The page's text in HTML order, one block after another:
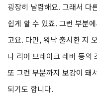
굉장히 날렵해요. 그래서 다
쉽게 할 수 있죠. 그런 부분
고요. 다만, 워낙 출시한 지
나 리어 브레이크 레버 등의
또 그런 부분까지 보강이 돼
되기도 합니다.